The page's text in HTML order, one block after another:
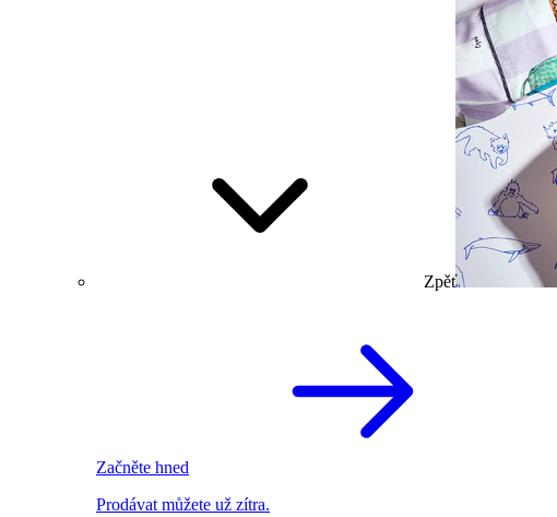
Zpět
Začněte hned
Prodávat můžete už zítra.